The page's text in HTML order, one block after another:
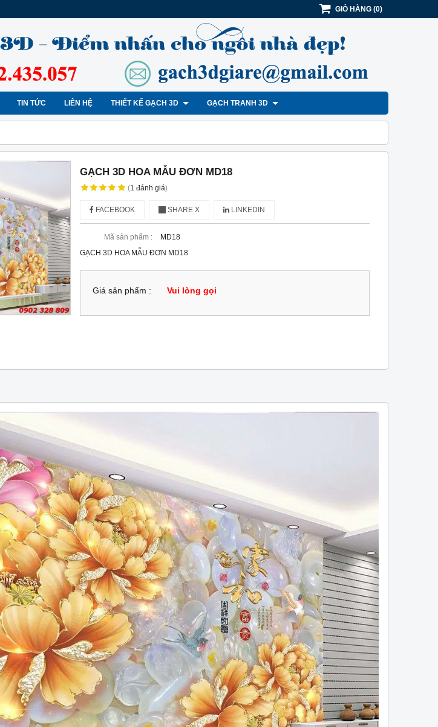
GIỎ HÀNG (0)
TIN TỨC LIÊN HỆ THIẾT KẾ GẠCH 3D GẠCH TRANH 3D
GẠCH 3D HOA MẪU ĐƠN MD18
(1đánh giá)
FACEBOOK SHARE X LINKEDIN
Mã sản phẩm :
MD18
GẠCH 3D HOA MẪU ĐƠN MD18
Giá sản phẩm : Vui lòng gọi